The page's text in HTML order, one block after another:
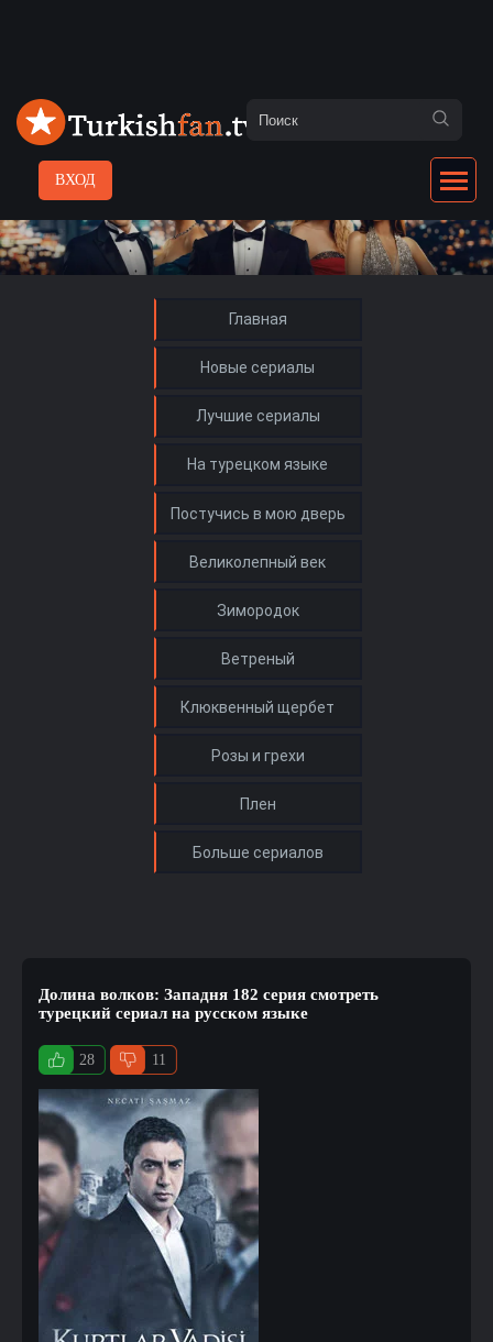
ВХОД
Главная
Новые сериалы
Лучшие сериалы
На турецком языке
Долина волков: Западня 182 серия смотреть
турецкий сериал на русском языке
28 11